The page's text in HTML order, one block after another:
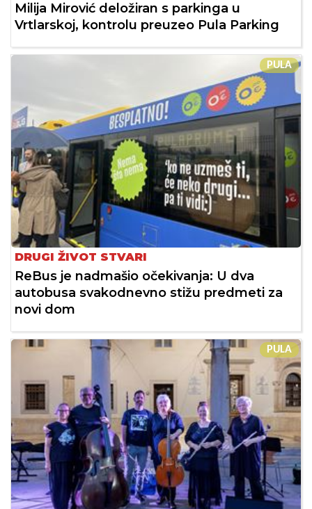
Milija Mirović deložiran s parkinga u
Vrtlarskoj, kontrolu preuzeo Pula Parking
PULA
DRUGI ŽIVOT STVARI
ReBus je nadmašio očekivanja: U dva
autobusa svakodnevno stižu predmeti za
novi dom
PULA